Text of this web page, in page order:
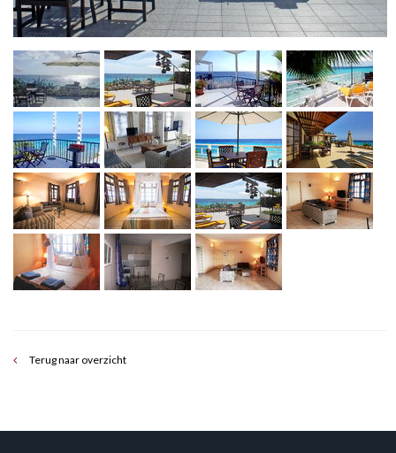
Terug naar overzicht